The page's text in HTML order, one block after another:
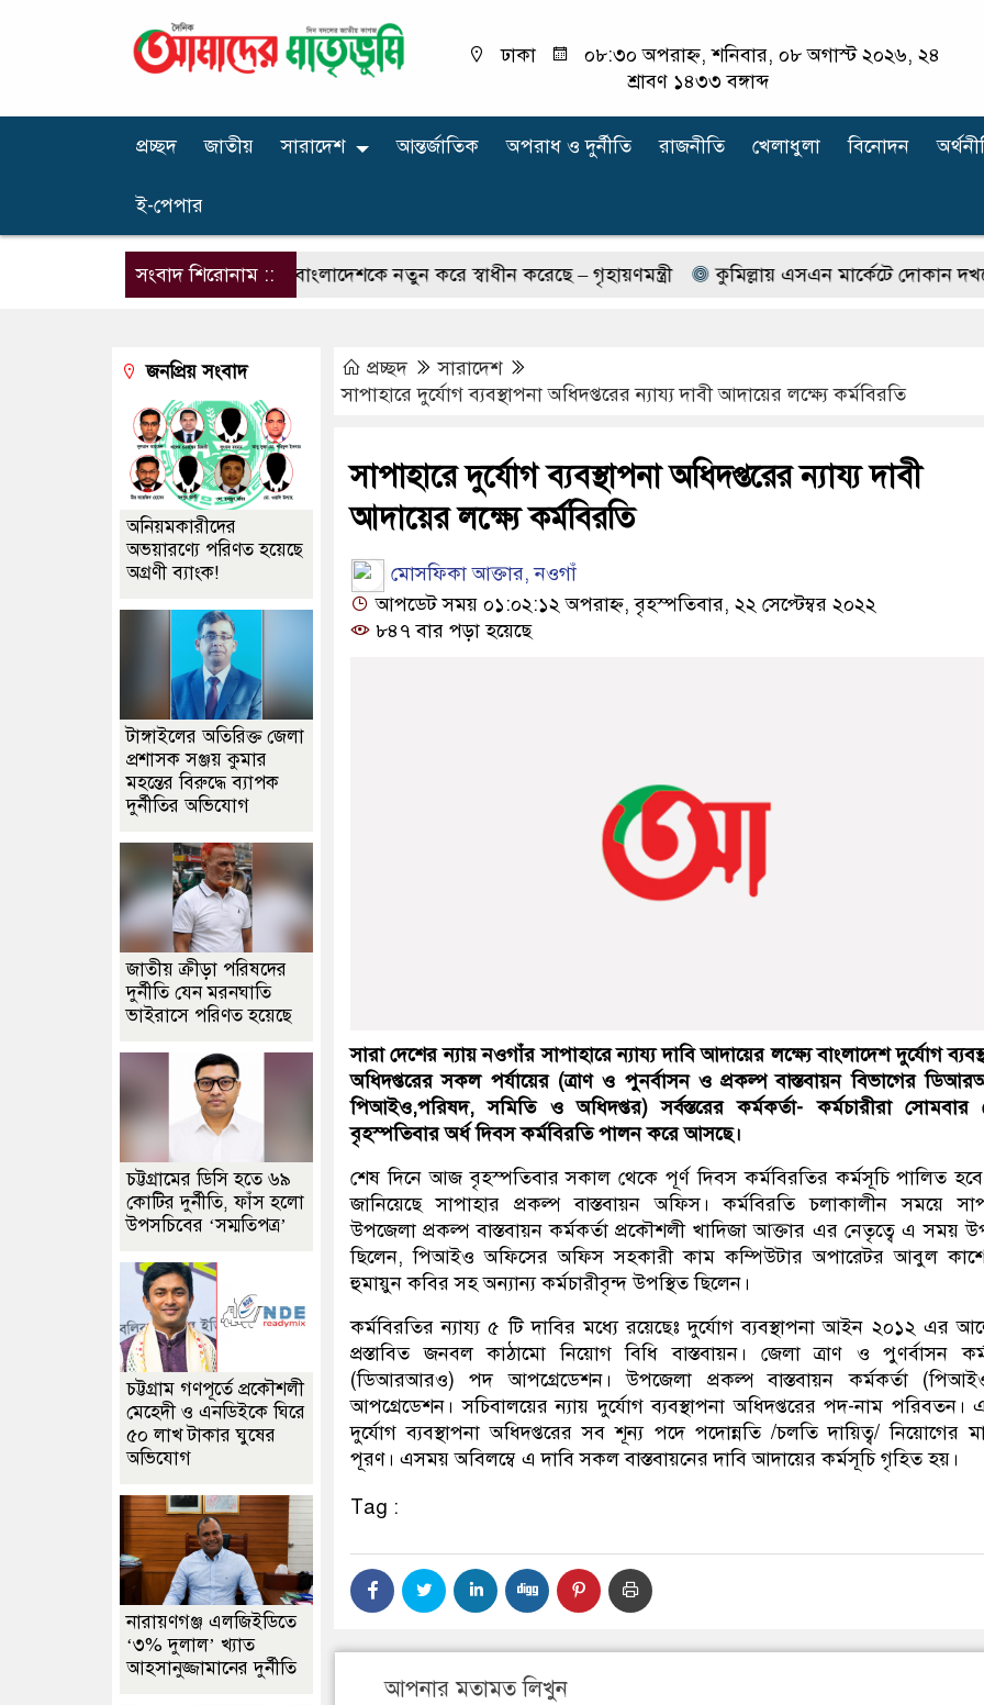
ঢাকা
০৮:৩০ অপরাহ্ন, শনিবার, ০৮ অগাস্ট ২০২৬, ২৪
শ্রাবণ ১৪৩৩ বঙ্গাব্দ
প্রচ্ছদ জাতীয় সারাদেশ আন্তর্জাতিক অপরাধ ‍ও দুর্নীতি রাজনীতি খেলাধুলা বিনোদন
ই-পেপার
সংবাদ শিরোনাম ::
যোদ্ধারা জীবন বাজি রেখে বাংলাদেশকে নতুন করে স্বাধীন করেছে – গৃহায়ণমন্ত্রী কুমিল্লায় এসএন মার্কেটে দোকান দখলের
প্রচ্ছদ
সারাদেশ
সাপাহারে দুর্যোগ ব্যবস্থাপনা অধিদপ্তরের ন্যায্য দাবী আদায়ের লক্ষ্যে কর্মবিরতি
সাপাহারে দুর্যোগ ব্যবস্থাপনা অধিদপ্তরের ন্যায্য দাবী
আদায়ের লক্ষ্যে কর্মবিরতি
মোসফিকা আক্তার, নওগাঁ
আপডেট সময় ০১:০২:১২ অপরাহ্ন, বৃহস্পতিবার, ২২ সেপ্টেম্বর ২০২২
৮৪৭ বার পড়া হয়েছে
সারা দেশের ন্যায় নওগাঁর সাপাহারে ন্যায্য দাবি আদায়ের লক্ষ্যে বাংলাদেশ দুর্যোগ
অধিদপ্তরের সকল পর্যায়ের (ত্রাণ ও পুনর্বাসন ও প্রকল্প বাস্তবায়ন বিভাগের
পিআইও,পরিষদ, সমিতি ও অধিদপ্তর) সর্বস্তরের কর্মকর্তা- কর্মচারীরা সোমবার
বৃহস্পতিবার অর্ধ দিবস কর্মবিরতি পালন করে আসছে।
শেষ দিনে আজ বৃহস্পতিবার সকাল থেকে পূর্ণ দিবস কর্মবিরতির কর্মসূচি পালিত
জানিয়েছে সাপাহার প্রকল্প বাস্তবায়ন অফিস। কর্মবিরতি চলাকালীন সময়ে
উপজেলা প্রকল্প বাস্তবায়ন কর্মকর্তা প্রকৌশলী খাদিজা আক্তার এর নেতৃত্বে এ সময়
ছিলেন, পিআইও অফিসের অফিস সহকারী কাম কম্পিউটার অপারেটর আবুল
হুমায়ুন কবির সহ অন্যান্য কর্মচারীবৃন্দ উপস্থিত ছিলেন।
কর্মবিরতির ন্যায্য ৫ টি দাবির মধ্যে রয়েছেঃ দুর্যোগ ব্যবস্থাপনা আইন ২০১২ এর
প্রস্তাবিত জনবল কাঠামো নিয়োগ বিধি বাস্তবায়ন। জেলা ত্রাণ ও পুণর্বাসন
(ডিআরআরও) পদ আপগ্রেডেশন। উপজেলা প্রকল্প বাস্তবায়ন কর্মকর্তা
আপগ্রেডেশন। সচিবালয়ের ন্যায় দুর্যোগ ব্যবস্থাপনা অধিদপ্তরের পদ-নাম পরিবতন।
দুর্যোগ ব্যবস্থাপনা অধিদপ্তরের সব শূন্য পদে পদোন্নতি /চলতি দায়িত্ব/ নিয়োগের
পূরণ। এসময় অবিলম্বে এ দাবি সকল বাস্তবায়নের দাবি আদায়ের কর্মসূচি গৃহিত হয়।
Tag :
আপনার মতামত লিখুন
জনপ্রিয় সংবাদ
অনিয়মকারীদের
অভয়ারণ্যে পরিণত হয়েছে
অগ্রণী ব্যাংক!
টাঙ্গাইলের অতিরিক্ত জেলা
প্রশাসক সঞ্জয় কুমার
মহন্তের বিরুদ্ধে ব্যাপক
দুর্নীতির অভিযোগ
জাতীয় ক্রীড়া পরিষদের
দুর্নীতি যেন মরনঘাতি
ভাইরাসে পরিণত হয়েছে
চট্টগ্রামের ডিসি হতে ৬৯
কোটির দুর্নীতি, ফাঁস হলো
উপসচিবের ‘সম্মতিপত্র’
চট্টগ্রাম গণপূর্তে প্রকৌশলী
মেহেদী ও এনডিইকে ঘিরে
৫০ লাখ টাকার ঘুষের
অভিযোগ
নারায়ণগঞ্জ এলজিইডিতে
‘৩% দুলাল’ খ্যাত
আহসানুজ্জামানের দুর্নীতি